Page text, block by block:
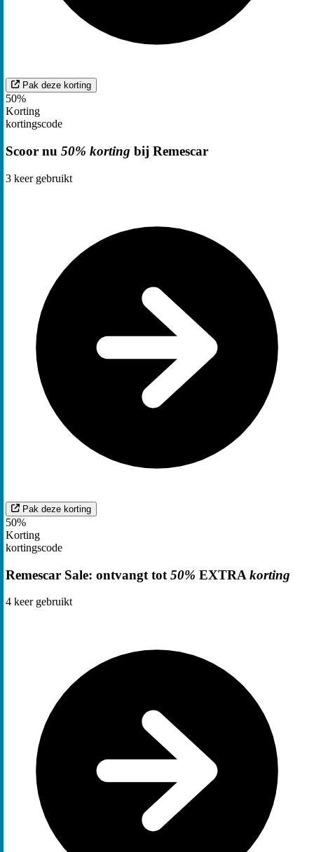
Pak deze korting
50%
Korting
kortingscode
Scoor nu 50% korting bij Remescar
3 keer gebruikt
Pak deze korting
50%
Korting
kortingscode
Remescar Sale: ontvangt tot 50% EXTRA korting
4 keer gebruikt